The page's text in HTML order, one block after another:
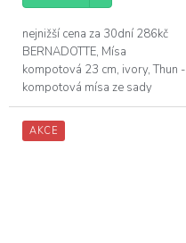
nejnižší cena za 30dní 286kč
BERNADOTTE, Mísa
kompotová 23 cm, ivory, Thun -
kompotová mísa ze sady
BERNADOTTE bez dekoru, v
barvě slonová kost - průměr
kompotové mísy je 23 cm...
AKCE